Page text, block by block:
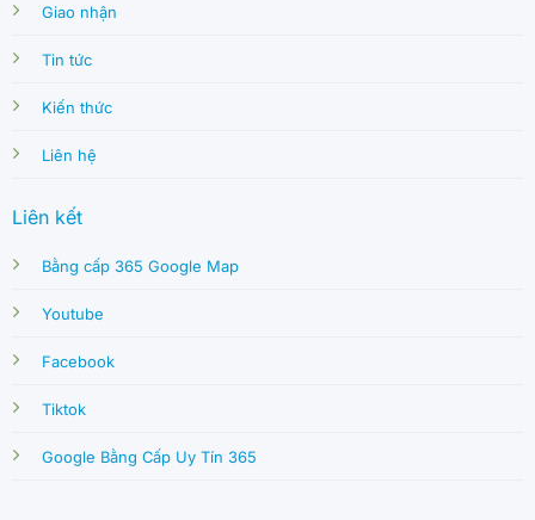
Giao nhận
Tin tức
Kiến thức
Liên hệ
Liên kết
Bằng cấp 365 Google Map
Youtube
Facebook
Tiktok
Google Bằng Cấp Uy Tín 365